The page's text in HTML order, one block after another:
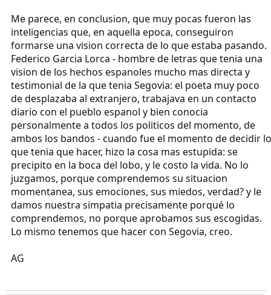
Me parece, en conclusion, que muy pocas fueron las
inteligencias que, en aquella epoca, conseguiron
formarse una vision correcta de lo que estaba pasando.
Federico Garcia Lorca - hombre de letras que tenia una
vision de los hechos espanoles mucho mas directa y
testimonial de la que tenia Segovia: el poeta muy poco
de desplazaba al extranjero, trabajava en un contacto
diario con el pueblo espanol y bien conocia
personalmente a todos los politicos del momento, de
ambos los bandos - cuando fue el momento de decidir lo
que tenia que hacer, hizo la cosa mas estupida: se
precipito en la boca del lobo, y le costo la vida. No lo
juzgamos, porque comprendemos su situacion
momentanea, sus emociones, sus miedos, verdad? y le
damos nuestra simpatia precisamente porqué lo
comprendemos, no porque aprobamos sus escogidas.
Lo mismo tenemos que hacer con Segovia, creo.
AG